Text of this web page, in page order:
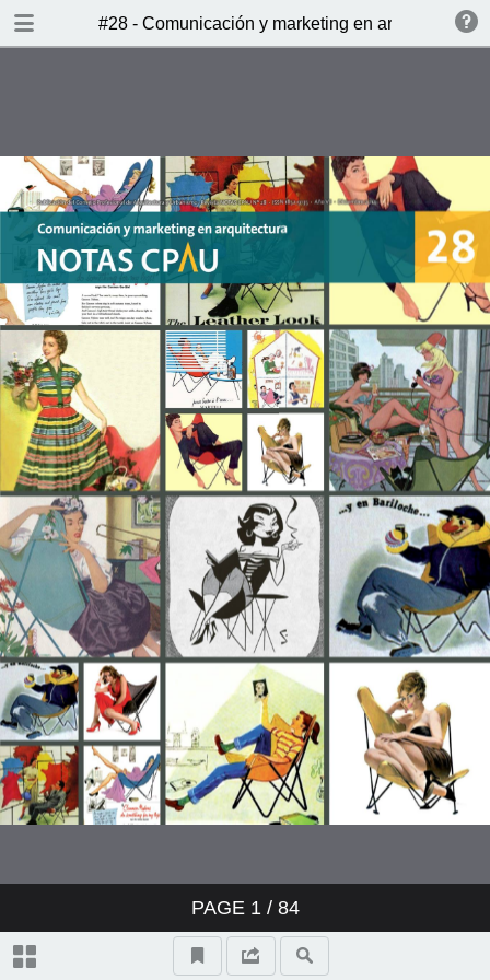
#28 - Comunicación y marketing en arquitectura
PAGE 1/ 84
DOWNLOAD